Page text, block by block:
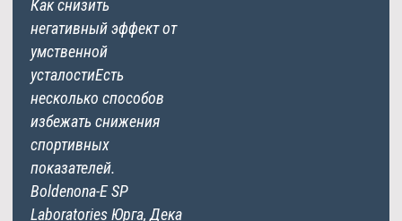
Как снизить
негативный эффект от
умственной
усталостиЕсть
несколько способов
избежать снижения
спортивных
показателей.
Boldenona-E SP
Laboratories Юрга, Дека